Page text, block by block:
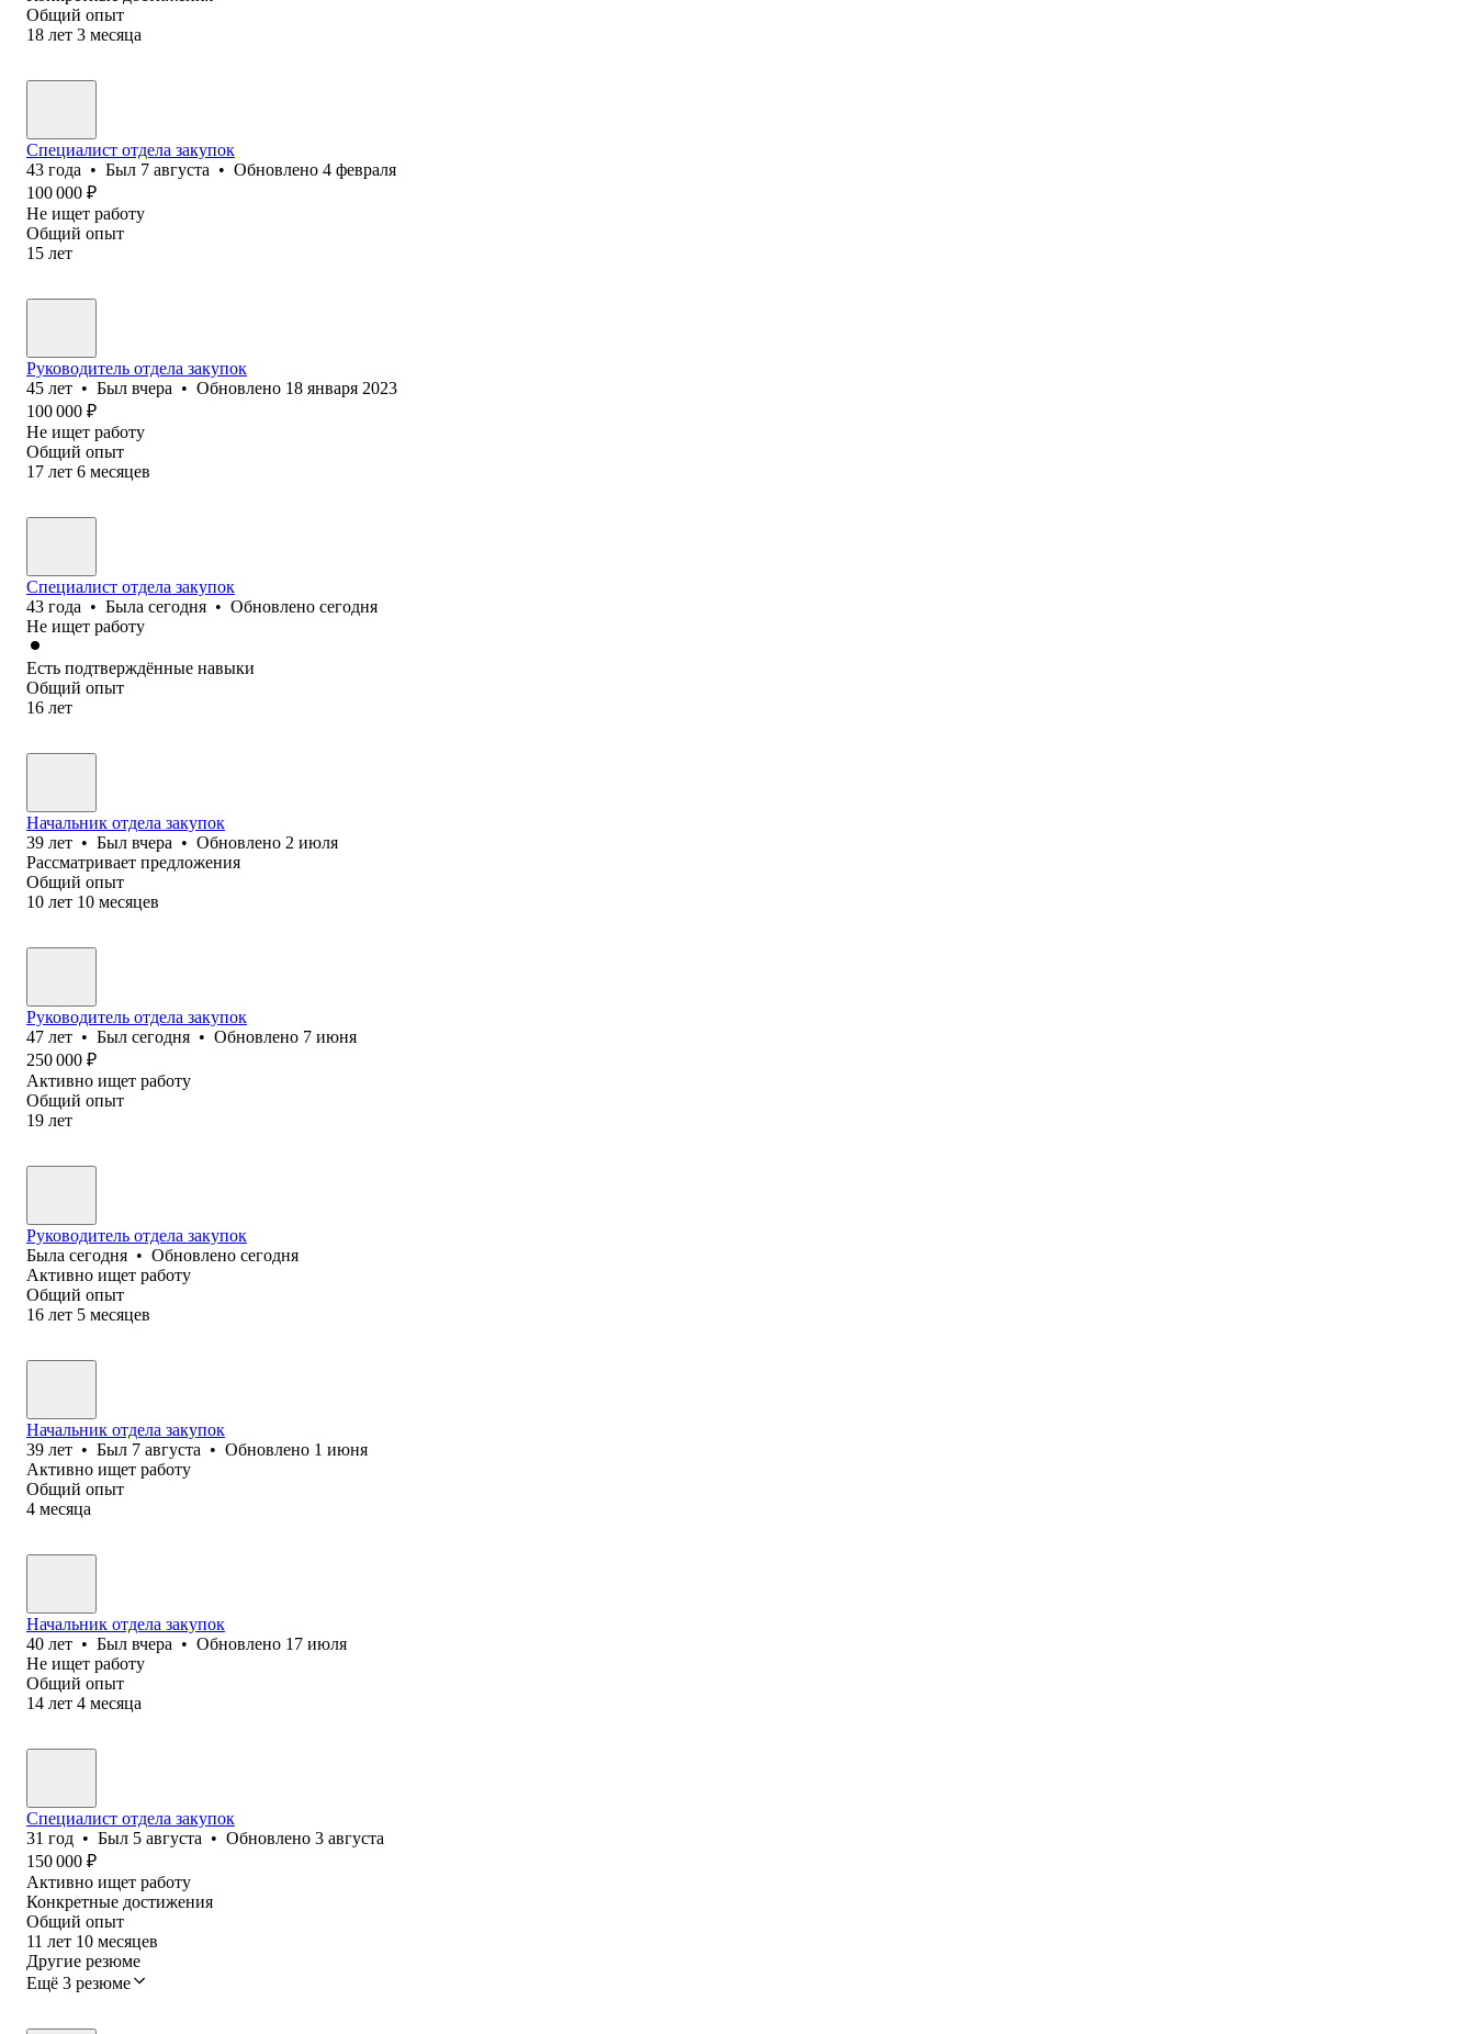
Общий опыт
18 лет 3 месяца
Специалист отдела закупок
43 года • Был 7 августа • Обновлено 4 февраля
100 000 ₽
Не ищет работу
Общий опыт
15 лет
Руководитель отдела закупок
45 лет • Был вчера • Обновлено 18 января 2023
100 000 ₽
Не ищет работу
Общий опыт
17 лет 6 месяцев
Специалист отдела закупок
43 года • Была сегодня • Обновлено сегодня
Не ищет работу
Есть подтверждённые навыки
Общий опыт
16 лет
Начальник отдела закупок
39 лет • Был вчера • Обновлено 2 июля
Рассматривает предложения
Общий опыт
10 лет 10 месяцев
Руководитель отдела закупок
47 лет • Был сегодня • Обновлено 7 июня
250 000 ₽
Активно ищет работу
Общий опыт
19 лет
Руководитель отдела закупок
Была сегодня • Обновлено сегодня
Активно ищет работу
Общий опыт
16 лет 5 месяцев
Начальник отдела закупок
39 лет • Был 7 августа • Обновлено 1 июня
Активно ищет работу
Общий опыт
4 месяца
Начальник отдела закупок
40 лет • Был вчера • Обновлено 17 июля
Не ищет работу
Общий опыт
14 лет 4 месяца
Специалист отдела закупок
31 год • Был 5 августа • Обновлено 3 августа
150 000 ₽
Активно ищет работу
Конкретные достижения
Общий опыт
11 лет 10 месяцев
Другие резюме
Ещё 3 резюме